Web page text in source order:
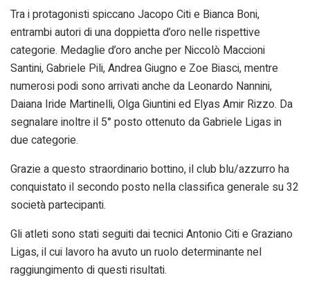
Tra i protagonisti spiccano Jacopo Citi e Bianca Boni,
entrambi autori di una doppietta d’oro nelle rispettive
categorie. Medaglie d’oro anche per Niccolò Maccioni
Santini, Gabriele Pili, Andrea Giugno e Zoe Biasci, mentre
numerosi podi sono arrivati anche da Leonardo Nannini,
Daiana Iride Martinelli, Olga Giuntini ed Elyas Amir Rizzo. Da
segnalare inoltre il 5° posto ottenuto da Gabriele Ligas in
due categorie.
Grazie a questo straordinario bottino, il club blu/azzurro ha
conquistato il secondo posto nella classifica generale su 32
società partecipanti.
Gli atleti sono stati seguiti dai tecnici Antonio Citi e Graziano
Ligas, il cui lavoro ha avuto un ruolo determinante nel
raggiungimento di questi risultati.